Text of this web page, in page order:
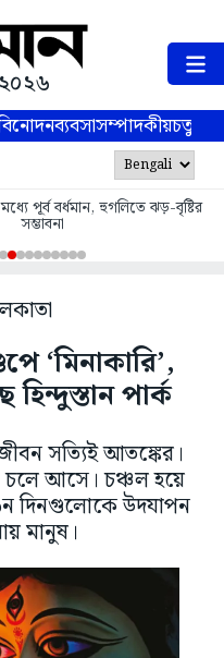
ব্যবসাসম্পাদকীয়
পূর্ব বর্ধমান, হুগলিতে ঝড়-বৃষ্টির
সম্ভাবনা
‘মিনাকারি’,
পার্ক
সত্যিই আতঙ্কের।
চলে আসে। চঞ্চল হয়ে
দিনগুলোকে উদযাপন
মানুষ।